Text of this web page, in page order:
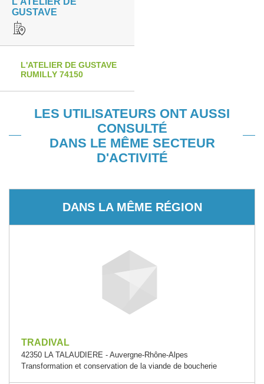
GUSTAVE
L'ATELIER DE GUSTAVE
RUMILLY 74150
LES UTILISATEURS ONT AUSSI
CONSULTÉ
DANS LE MÊME SECTEUR
D'ACTIVITÉ
DANS LA MÊME RÉGION
TRADIVAL
42350 LA TALAUDIERE - Auvergne-Rhône-Alpes
Transformation et conservation de la viande de boucherie